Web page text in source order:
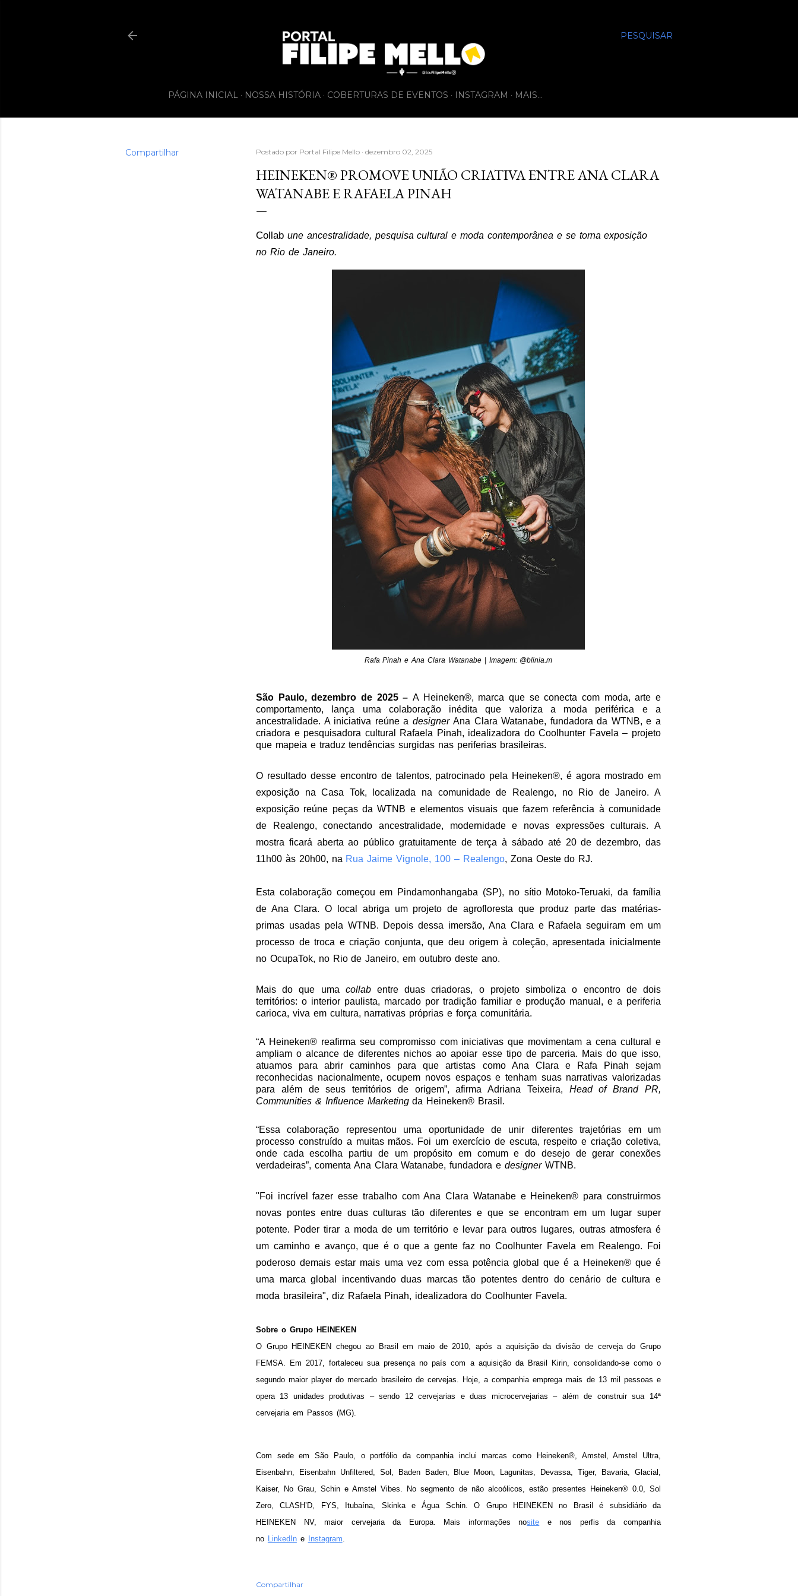
PESQUISAR
PÁGINA INICIAL NOSSA HISTÓRIA COBERTURAS DE EVENTOS INSTAGRAM MAIS…
Compartilhar Postado por Portal Filipe Mello dezembro 02, 2025
HEINEKEN® PROMOVE UNIÃO CRIATIVA ENTRE ANA CLARA
WATANABE E RAFAELA PINAH
Collab une ancestralidade, pesquisa cultural e moda contemporânea e se torna exposição
no Rio de Janeiro.
Rafa Pinah e Ana Clara Watanabe | Imagem: @blinia.m
São Paulo, dezembro de 2025 – A Heineken®, marca que se conecta com moda, arte e
comportamento, lança uma colaboração inédita que valoriza a moda periférica e a
ancestralidade. A iniciativa reúne a designerAna Clara Watanabe, fundadora da WTNB, e a
criadora e pesquisadora cultural Rafaela Pinah, idealizadora do Coolhunter Favela – projeto
que mapeia e traduz tendências surgidas nas periferias brasileiras.
O resultado desse encontro de talentos, patrocinado pela Heineken®, é agora mostrado em
exposição na Casa Tok, localizada na comunidade de Realengo, no Rio de Janeiro. A
exposição reúne peças da WTNB e elementos visuais que fazem referência à comunidade
de Realengo, conectando ancestralidade, modernidade e novas expressões culturais. A
mostra ficará aberta ao público gratuitamente de terça à sábado até 20 de dezembro, das
11h00 às 20h00, na Rua Jaime Vignole, 100 – Realengo, Zona Oeste do RJ.
Esta colaboração começou em Pindamonhangaba (SP), no sítio Motoko-Teruaki, da família
de Ana Clara. O local abriga um projeto de agrofloresta que produz parte das matérias-
primas usadas pela WTNB. Depois dessa imersão, Ana Clara e Rafaela seguiram em um
processo de troca e criação conjunta, que deu origem à coleção, apresentada inicialmente
no OcupaTok, no Rio de Janeiro, em outubro deste ano.
Mais do que uma collabentre duas criadoras, o projeto simboliza o encontro de dois
territórios: o interior paulista, marcado por tradição familiar e produção manual, e a periferia
carioca, viva em cultura, narrativas próprias e força comunitária.
“A Heineken® reafirma seu compromisso com iniciativas que movimentam a cena cultural e
ampliam o alcance de diferentes nichos ao apoiar esse tipo de parceria. Mais do que isso,
atuamos para abrir caminhos para que artistas como Ana Clara e Rafa Pinah sejam
reconhecidas nacionalmente, ocupem novos espaços e tenham suas narrativas valorizadas
para além de seus territórios de origem”, afirma Adriana Teixeira, Head of Brand PR,
Communities & Influence Marketingda Heineken® Brasil.
“Essa colaboração representou uma oportunidade de unir diferentes trajetórias em um
processo construído a muitas mãos. Foi um exercício de escuta, respeito e criação coletiva,
onde cada escolha partiu de um propósito em comum e do desejo de gerar conexões
verdadeiras”, comenta Ana Clara Watanabe, fundadora edesignerWTNB.
"Foi incrível fazer esse trabalho com Ana Clara Watanabe e Heineken® para construirmos
novas pontes entre duas culturas tão diferentes e que se encontram em um lugar super
potente. Poder tirar a moda de um território e levar para outros lugares, outras atmosfera é
um caminho e avanço, que é o que a gente faz no Coolhunter Favela em Realengo. Foi
poderoso demais estar mais uma vez com essa potência global que é a Heineken® que é
uma marca global incentivando duas marcas tão potentes dentro do cenário de cultura e
moda brasileira", diz Rafaela Pinah, idealizadora do Coolhunter Favela.
Sobre o Grupo HEINEKEN
O Grupo HEINEKEN chegou ao Brasil em maio de 2010, após a aquisição da divisão de cerveja do Grupo
FEMSA. Em 2017, fortaleceu sua presença no país com a aquisição da Brasil Kirin, consolidando-se como o
segundo maior player do mercado brasileiro de cervejas. Hoje, a companhia emprega mais de 13 mil pessoas e
opera 13 unidades produtivas – sendo 12 cervejarias e duas microcervejarias – além de construir sua 14ª
cervejaria em Passos (MG).
Com sede em São Paulo, o portfólio da companhia inclui marcas como Heineken®, Amstel, Amstel Ultra,
Eisenbahn, Eisenbahn Unfiltered, Sol, Baden Baden, Blue Moon, Lagunitas, Devassa, Tiger, Bavaria, Glacial,
Kaiser, No Grau, Schin e Amstel Vibes. No segmento de não alcoólicos, estão presentes Heineken® 0.0, Sol
Zero, CLASH’D, FYS, Itubaína, Skinka e Água Schin. O Grupo HEINEKEN no Brasil é subsidiário da
HEINEKEN NV, maior cervejaria da Europa. Mais informações nosite e nos perfis da companhia
no LinkedIne Instagram
Compartilhar